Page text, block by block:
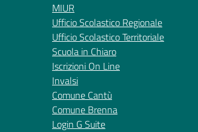
MIUR
Ufficio Scolastico Regionale
Ufficio Scolastico Territoriale
Scuola in Chiaro
Iscrizioni On Line
Invalsi
Comune Cantù
Comune Brenna
Login G Suite